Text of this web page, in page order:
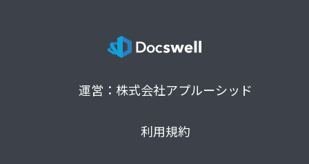
運営：株式会社アプルーシッド
利用規約